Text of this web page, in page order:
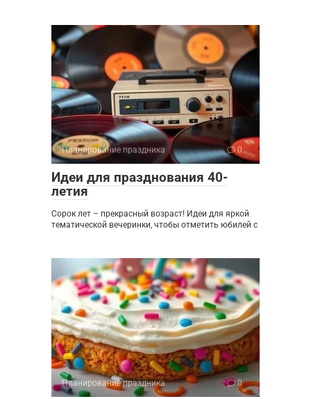
Планирование праздника 0
Идеи для празднования 40-
летия
Сорок лет – прекрасный возраст! Идеи для яркой
тематической вечеринки, чтобы отметить юбилей с
Планирование праздника 0